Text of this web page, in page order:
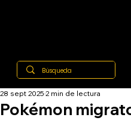
Pokémon
28 sept 2025 2 min de lectura